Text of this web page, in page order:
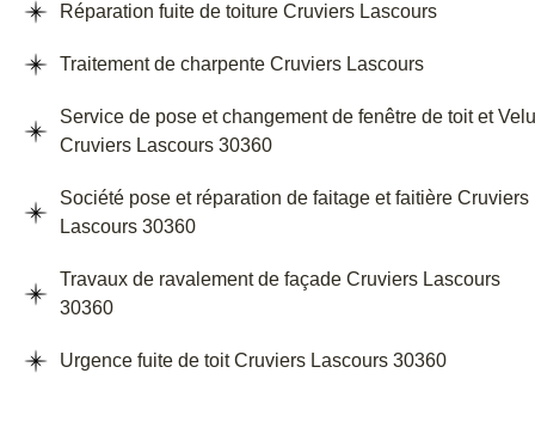
Réparation fuite de toiture Cruviers Lascours
Traitement de charpente Cruviers Lascours
Service de pose et changement de fenêtre de toit et
Cruviers Lascours 30360
Société pose et réparation de faitage et faitière Cruviers
Lascours 30360
Travaux de ravalement de façade Cruviers Lascours
30360
Urgence fuite de toit Cruviers Lascours 30360